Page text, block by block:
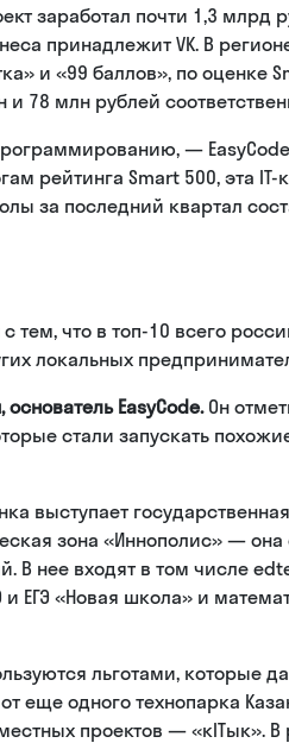
заработал почти 1,3 млрд
принадлежит VK. В
и «99 баллов», по оценке
78 млн рублей
—
рейтинга Smart 500, эта IT-
за последний квартал
тем, что в топ-10 всего
локальных
EasyCode.Он
стали запускать
выступает государственная
зона «Иннополис» — она
В нее входят в том числе
ЕГЭ «Новая школа» и
льготами, которые
еще одного технопарка
проектов — «кITык». В